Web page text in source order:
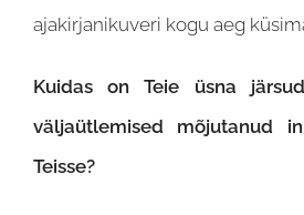
ajakirjanikuveri kogu aeg küsima
Kuidas on Teie üsna
väljaütlemised mõjutanud
Teisse?